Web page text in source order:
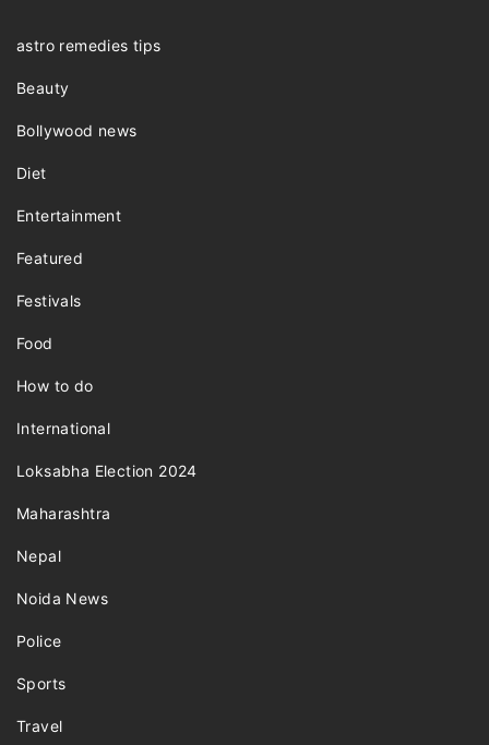
astro remedies tips
Beauty
Bollywood news
Diet
Entertainment
Featured
Festivals
Food
How to do
International
Loksabha Election 2024
Maharashtra
Nepal
Noida News
Police
Sports
Travel